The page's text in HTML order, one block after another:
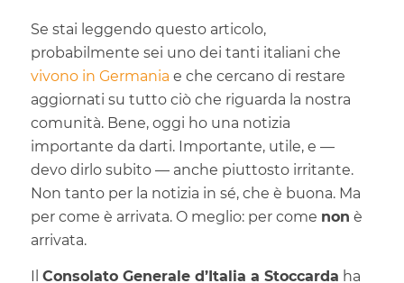
Se stai leggendo questo articolo,
probabilmente sei uno dei tanti italiani che
vivono in Germania e che cercano di restare
aggiornati su tutto ciò che riguarda la nostra
comunità. Bene, oggi ho una notizia
importante da darti. Importante, utile, e —
devo dirlo subito — anche piuttosto irritante.
Non tanto per la notizia in sé, che è buona. Ma
per come è arrivata. O meglio: per come non è
arrivata.
Il Consolato Generale d’Italia a Stoccarda ha